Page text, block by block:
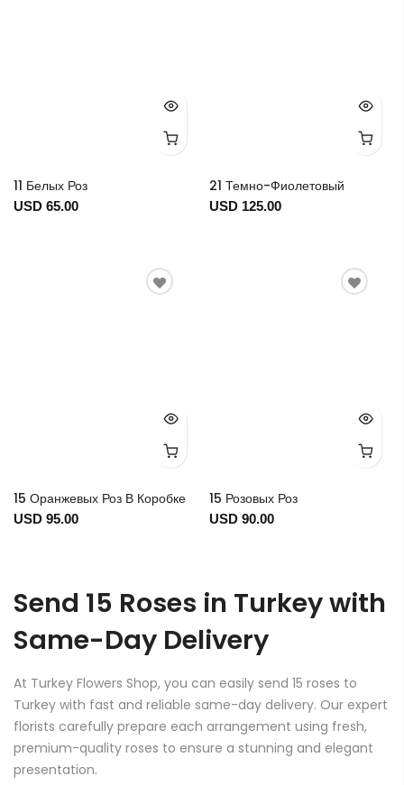
11 Белых Роз
USD 65.00
21 Темно-Фиолетовый
USD 125.00
15 Оранжевых Роз В Коробке
USD 95.00
15 Розовых Роз
USD 90.00
Send 15 Roses in Turkey with
Same-Day Delivery
At Turkey Flowers Shop, you can easily send 15 roses to
Turkey with fast and reliable same-day delivery. Our expert
florists carefully prepare each arrangement using fresh,
premium-quality roses to ensure a stunning and elegant
presentation.